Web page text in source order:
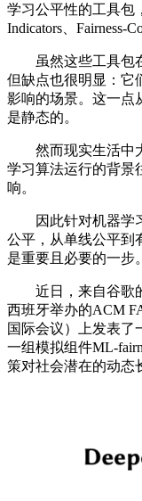
学习公平性的工具包
Indicators、Fairness-
虽然这些工具包在
但缺点也很明显：它
影响的场景。这一点
是静态的。
然而现实生活中大
学习算法运行的背景
响。
因此针对机器学习
公平，从单线公平到
是重要且必要的一步。
近日，来自谷歌的
西班牙举办的ACM
国际会议）上发表了
一组模拟组件ML-
策对社会潜在的动态